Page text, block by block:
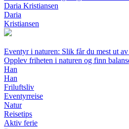
Daria Kristiansen
Daria
Kristiansen
Eventyr i naturen: Slik får du mest ut
Opplev friheten i naturen og finn
Han
Han
Friluftsliv
Eventyrreise
Natur
Reisetips
Aktiv ferie